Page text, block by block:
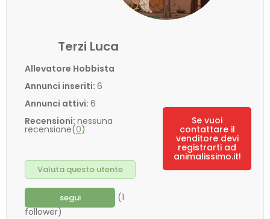
Terzi Luca
Allevatore Hobbista
Annunci inseriti: 6
Annunci attivi: 6
Recensioni: nessuna
recensione(0)
Valuta questo utente
segui
(1
follower)
Se vuoi
contattare il
venditore devi
registrarti ad
animalissimo.it!